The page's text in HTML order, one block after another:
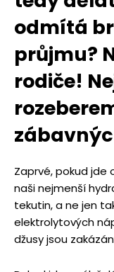
odmítá
průjmu?
rodiče!
Zaprvé, pokud jde
naši nejmenší
tekutin, a ne jen
elektrolytových
džusy jsou